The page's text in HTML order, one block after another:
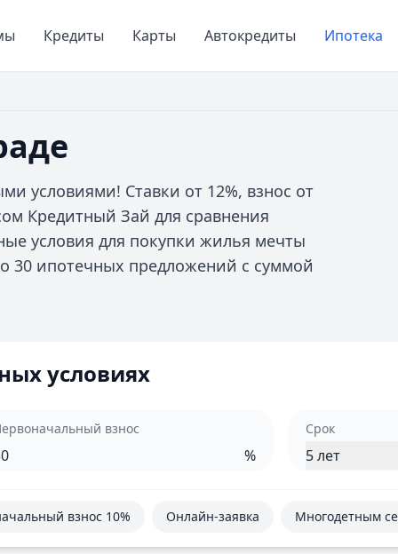
Кредиты Карты Автокредиты Ипотека
условиями! Ставки от 12%, взнос от
Кредитный Зай для сравнения
условия для покупки жилья мечты
30 ипотечных предложений с суммой
условиях
взнос
%
Срок
5 лет
взнос 10% Онлайн-заявка Многодетным